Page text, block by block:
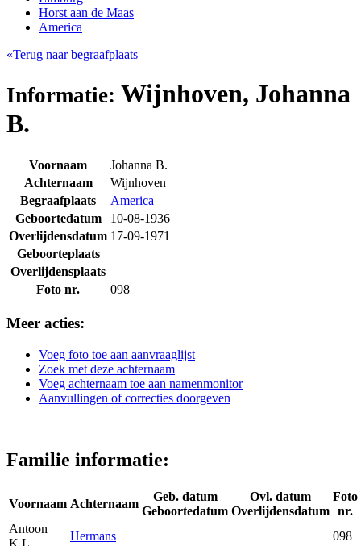
Horst aan de Maas
America
«Terug naar begraafplaats
Informatie: Wijnhoven, Johanna
B.
Voornaam
Johanna B.
Achternaam
Wijnhoven
Begraafplaats
America
Geboortedatum
10-08-1936
Overlijdensdatum 17-09-1971
Geboorteplaats
Overlijdensplaats
Foto nr.
098
Meer acties:
Voeg foto toe aan aanvraaglijst
Zoek met deze achternaam
Voeg achternaam toe aan namenmonitor
Aanvullingen of correcties doorgeven
Familie informatie:
Voornaam Achternaam
Geb. datum
Geboortedatum
Ovl. datum
Overlijdensdatum
Foto
nr.
Antoon
K.L.
Hermans
098